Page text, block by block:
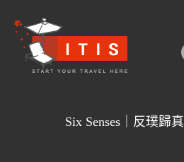
Six Senses｜反璞歸真